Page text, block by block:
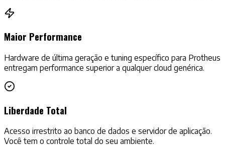
Maior Performance
Hardware de última geração e tuning específico para Protheus
entregam performance superior a qualquer cloud genérica.
Liberdade Total
Acesso irrestrito ao banco de dados e servidor de aplicação.
Você tem o controle total do seu ambiente.